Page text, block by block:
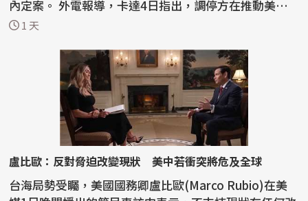
內定案。 外電報導，卡達4日指出，調停方在推動美伊
結束戰爭...
1 天
盧比歐：反對脅迫改變現狀 美中若衝突將危及全球
台海局勢受矚，美國國務卿盧比歐(Marco Rubio)在美